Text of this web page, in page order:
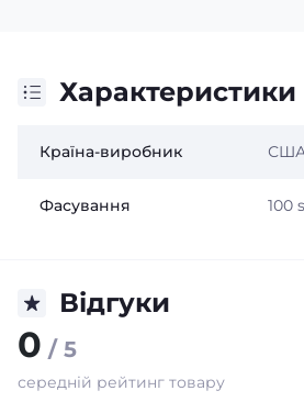
Характеристики
Країна-виробник
Фасування 100
Відгуки
0 / 5
середній рейтинг товару